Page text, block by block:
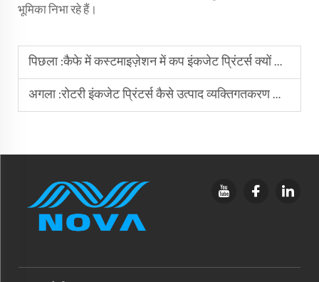
भूमिका निभा रहे हैं।
पिछला :कैफे में कस्टमाइज़ेशन में कप इंकजेट प्रिंटर्स क्यों आवश्यक हैं
अगला :रोटरी इंकजेट प्रिंटर्स कैसे उत्पाद व्यक्तिगतकरण को बढ़ा रहे हैं